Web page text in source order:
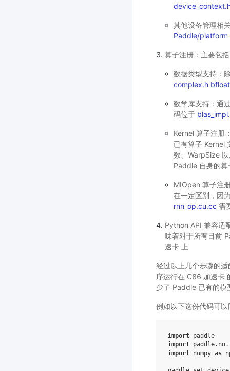
其他设备管理相
Paddle/platform
算子注册：主要包
数据类型支持：
complex.h
数学库支持：通
码位于
Kernel 算子注册
已有算子 Kernel
数、WarpSize
Paddle 自身的算
MIOpen 算子注
在一定区别，因
rnn_op.cu.cc 需
Python API 兼容适
味着对于所有目前
速卡 上
经过以上几个步骤的
序运行在 C86 加速卡
少了 Paddle 已有的模
例如以下这份代码可
import paddle
import
import numpy as